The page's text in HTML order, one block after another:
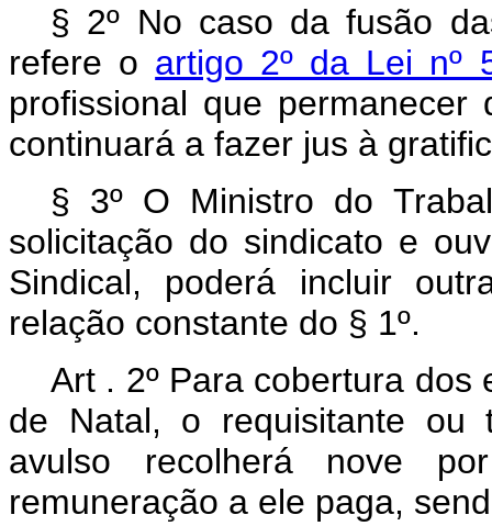
§ 2º No caso da fusão
refere o artigo 2º da Lei nº
profissional que permanecer
continuará a fazer jus à
§ 3º O Ministro do
solicitação do sindicato e
Sindical, poderá incluir
relação constante do § 1º.
Art . 2º Para cobertura
de Natal, o requisitante ou
avulso recolherá nove
remuneração a ele paga,